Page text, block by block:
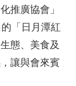
推廣協會」
「日月潭紅
態、美食及
讓與會來賓